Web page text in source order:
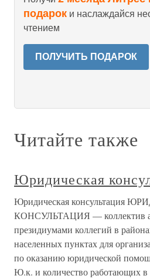
подарок и наслаждайся
чтением
ПОЛУЧИТЬ ПОДАРОК
Читайте также
Юридическая
Юридическая консультация
КОНСУЛЬТАЦИЯ — коллектив
президиумами коллегий в
населенных пунктах для
по оказанию юридической
Ю.к. и количество работающих в